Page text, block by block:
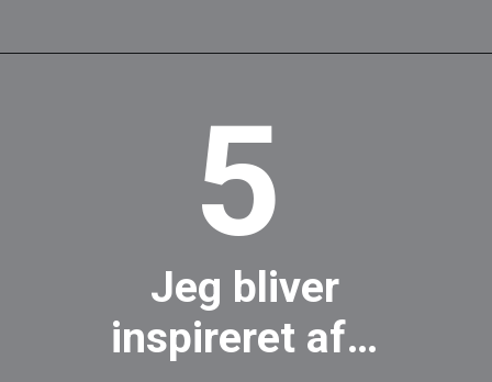
Jeg bliver
inspireret af…
5